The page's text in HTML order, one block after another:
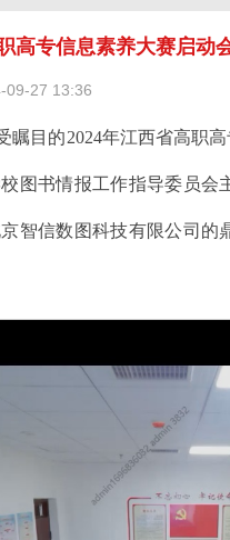
高专信息素养大赛启动
09-27 13:36
瞩目的2024年江西省高职
图书情报工作指导委员
智信数图科技有限公司